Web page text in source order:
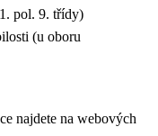
pol. 9. třídy)
(u oboru
najdete na webových